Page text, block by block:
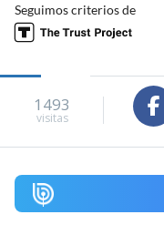
Seguimos criterios de
1493
visitas